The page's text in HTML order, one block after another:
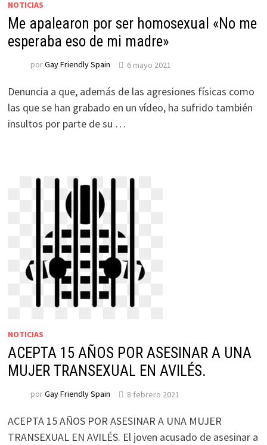
NOTICIAS
Me apalearon por ser homosexual «No me
esperaba eso de mi madre»
porGay Friendly Spain 6 mayo 2021
Denuncia a que, además de las agresiones físicas como
las que se han grabado en un vídeo, ha sufrido también
insultos por parte de su …
NOTICIAS
ACEPTA 15 AÑOS POR ASESINAR A UNA
MUJER TRANSEXUAL EN AVILÉS.
porGay Friendly Spain 8 febrero 2021
ACEPTA 15 AÑOS POR ASESINAR A UNA MUJER
TRANSEXUAL EN AVILÉS. El joven acusado de asesinar a